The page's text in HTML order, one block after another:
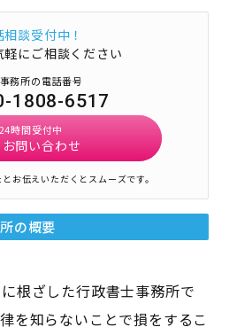
相談受付中！
軽にご相談ください
務所の電話番号
1808-6517
24時間受付中
お問い合わせ
お伝えいただくとスムーズです。
の概要
根ざした行政書士事務所で
を知らないことで損をするこ